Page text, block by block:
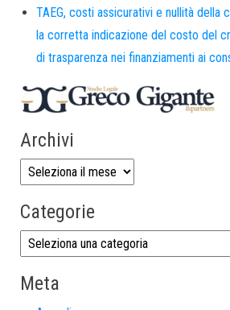
TAEG, costi assicurativi e nullità della
la corretta indicazione del costo del
di trasparenza nei finanziamenti ai
Archivi
Categorie
Meta